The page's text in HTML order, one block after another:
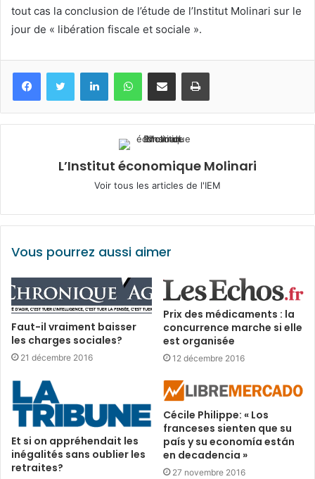
tout cas la conclusion de l’étude de l’Institut Molinari sur le
jour de « libération fiscale et sociale ».
FacebookTwitter LinkedinWhatsApp
Partagez par mail Imprimez
L’Institut économique Molinari
Voir tous les articles de l'IEM
Vous pourrez aussi aimer
Faut-il vraiment baisser
les charges sociales?
21 décembre 2016
Prix des médicaments : la
concurrence marche si elle
est organisée
12 décembre 2016
Et si on appréhendait les
inégalités sans oublier les
retraites?
Cécile Philippe: « Los
franceses sienten que su
país y su economía están
en decadencia »
27 novembre 2016